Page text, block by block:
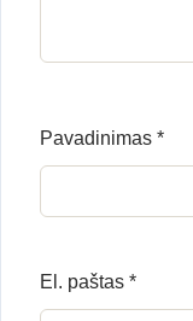
Pavadinimas *
El. paštas *